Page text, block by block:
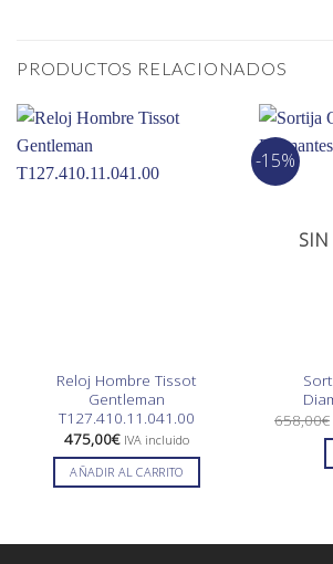
PRODUCTOS RELACIONADOS
Reloj Hombre Tissot
Gentleman
T127.410.11.041.00
475,00€ IVA incluido
AÑADIR AL CARRITO
-15%
SIN
658,00€